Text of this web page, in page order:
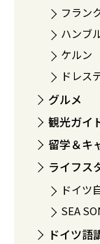
フラン
ハンブ
ケルン
ドレス
グルメ
観光ガイ
留学＆キ
ライフス
ドイツ
SEA
ドイツ語